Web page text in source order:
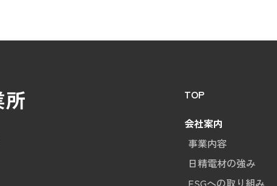
TOP
会社案内
事業内容
日精電材の強み
ESGへの取り組み